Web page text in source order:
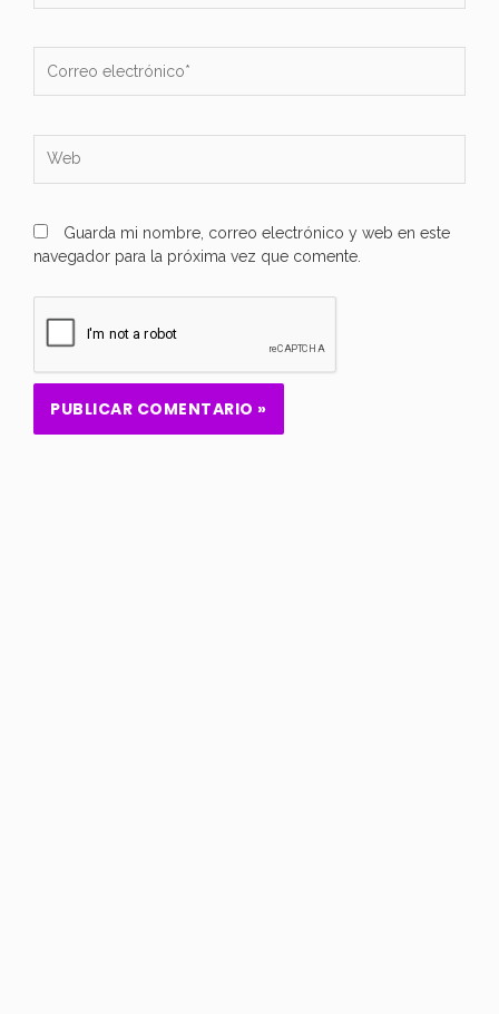
electrónico*
Guarda mi nombre, correo electrónico y web en este
navegador para la próxima vez que comente.